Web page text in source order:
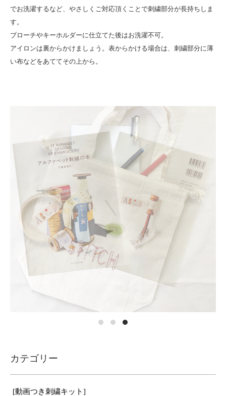
でお洗濯するなど、やさしくご対応頂くことで刺繍部分が長持ちしま
す。
ブローチやキーホルダーに仕立てた後はお洗濯不可。
アイロンは裏からかけましょう。表からかける場合は、刺繍部分に薄
い布などをあててその上から。
カテゴリー
[動画つき刺繍キット]